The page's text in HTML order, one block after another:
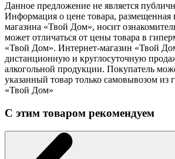
Данное предложение не является
Информация о цене товара, размещенная
магазина «Твой Дом», носит
может отличаться от цены товара в
«Твой Дом». Интернет-магазин «Твой
дистанционную и круглосуточную
алкогольной продукции. Покупатель
указанный товар только самовывозом из
«Твой Дом»
С этим товаром рекомендуем